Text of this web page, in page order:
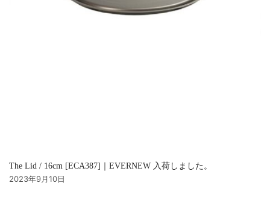
The Lid / 16cm [ECA387]｜EVERNEW 入荷しました。
2023年9月10日